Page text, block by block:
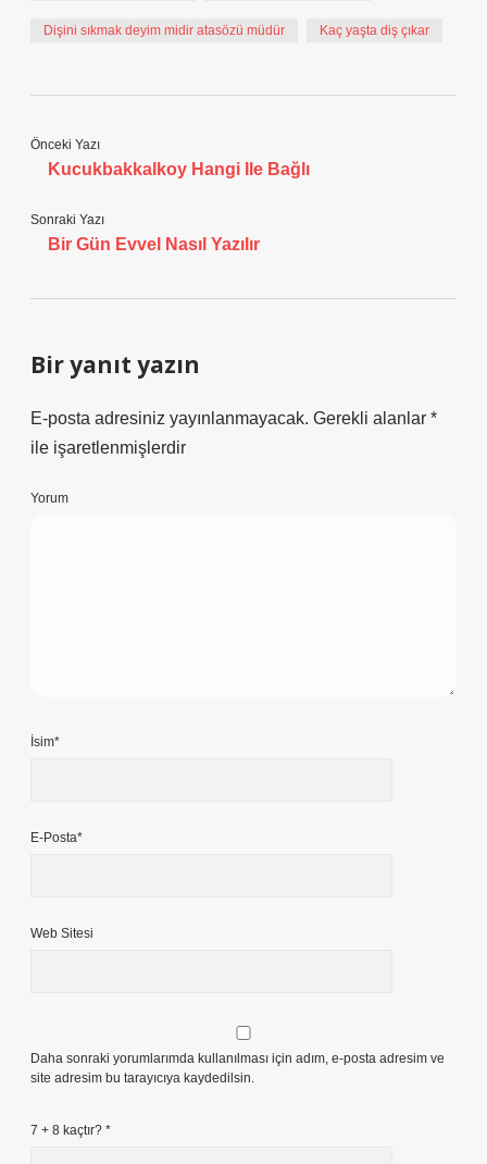
Dişini sıkmak deyim midir atasözü müdür Kaç yaşta diş çıkar
Önceki Yazı
Kucukbakkalkoy Hangi Ile Bağlı
Sonraki Yazı
Bir Gün Evvel Nasıl Yazılır
Bir yanıt yazın
E-posta adresiniz yayınlanmayacak. Gerekli alanlar *
ile işaretlenmişlerdir
Yorum
İsim*
E-Posta*
Web Sitesi
Daha sonraki yorumlarımda kullanılması için adım, e-posta adresim ve
site adresim bu tarayıcıya kaydedilsin.
7 + 8 kaçtır? *